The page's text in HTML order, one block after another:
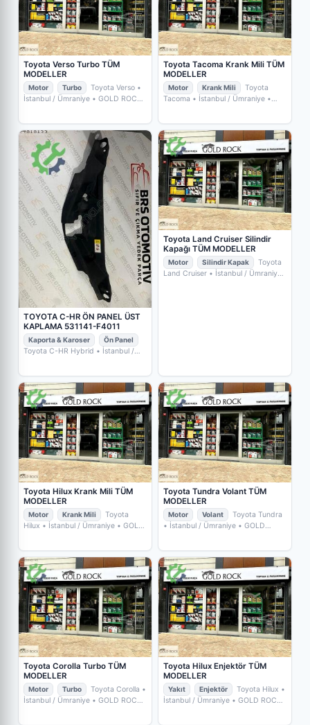
Toyota Verso Turbo TÜM
MODELLER
Motor Turbo Toyota Verso •
İstanbul / Ümraniye • GOLD ROCK
Toyota Tacoma Krank Mili TÜM
MODELLER
Motor Krank Mili
Toyota
Tacoma • İstanbul / Ümraniye •
TOYOTA C-HR ÖN PANEL ÜST
KAPLAMA 531141-F4011
Kaporta & Karoser Ön Panel
Toyota C-HR Hybrid • İstanbul /
Toyota Land Cruiser Silindir
Kapağı TÜM MODELLER
Motor Silindir Kapak
Toyota
Land Cruiser • İstanbul / Ümraniye
Toyota Hilux Krank Mili TÜM
MODELLER
Motor Krank Mili
Toyota
Hilux • İstanbul / Ümraniye • GOLD
Toyota Tundra Volant TÜM
MODELLER
Motor Volant
Toyota Tundra
• İstanbul / Ümraniye • GOLD
Toyota Corolla Turbo TÜM
MODELLER
Motor Turbo Toyota Corolla •
İstanbul / Ümraniye • GOLD ROCK
Toyota Hilux Enjektör TÜM
MODELLER
Yakıt Enjektör Toyota Hilux •
İstanbul / Ümraniye • GOLD ROCK